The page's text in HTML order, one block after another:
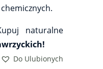
naturalne
Do Ulubionych